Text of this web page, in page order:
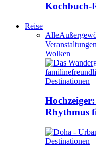
Kochbuch-
Reise
Alle
Veranstaltungen
Wolken
Destinationen
Rhythmus
Destinationen